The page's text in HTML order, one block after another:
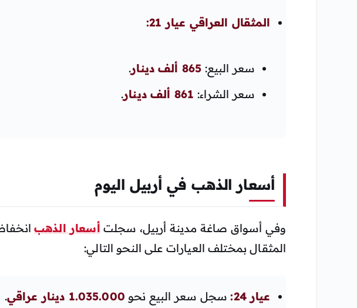
المثقال العراقي عيار 21:
سعر البيع: 865 ألف دينار
.
سعر الشراء: 861 ألف دينار .
أسعار الذهب في أربيل اليوم
وفي أسواق صاغة مدينة أربيل، سجلت أسعار الذهب
المثقال بمختلف العيارات على النحو التالي:
عيار 24: سجل سعر البيع نحو 1.035.000 دينار عراقي
.